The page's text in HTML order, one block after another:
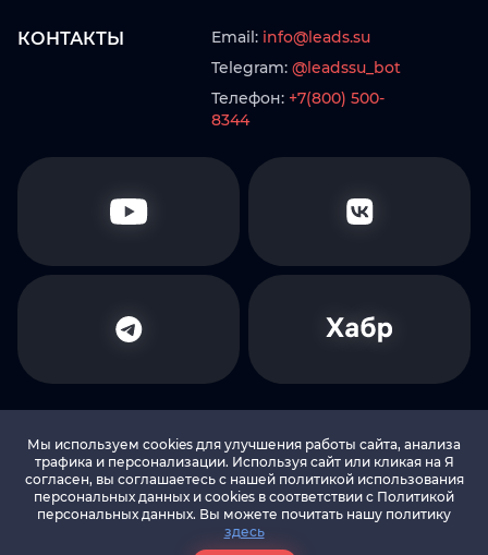
КОНТАКТЫ Email: info@leads.su
Telegram: @leadssu_bot
Телефон: +7(800) 500-
8344
© 2010-2026 LEADS.SU Все права защищены
Политика в отношении обработки
Мы используем cookies для улучшения работы сайта, анализа
трафика и персонализации. Используя сайт или кликая на Я
согласен, вы соглашаетесь с нашей политикой использования
персональных данных и cookies в соответствии c Политикой
персональных данных. Вы можете почитать нашу политику
здесь